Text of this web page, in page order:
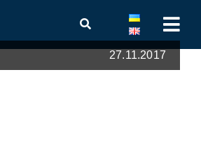
27.11.2017